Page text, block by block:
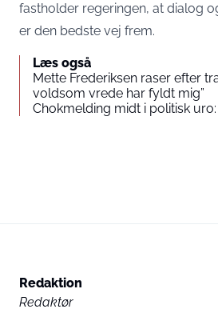
fastholder regeringen, at dialog
er den bedste vej frem.
Læs også
Mette Frederiksen raser efter
voldsom vrede har fyldt mig”
Chokmelding midt i politisk
Redaktion
Redaktør